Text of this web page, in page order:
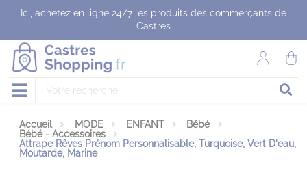
Ici, achetez en ligne 24/7 les produits des commerçants de
Castres
Accueil MODE ENFANT
Bébé
Bébé - Accessoires
Attrape Rêves Prénom Personnalisable, Turquoise, Vert D'eau,
Moutarde, Marine
Panneau de gestion des cookies